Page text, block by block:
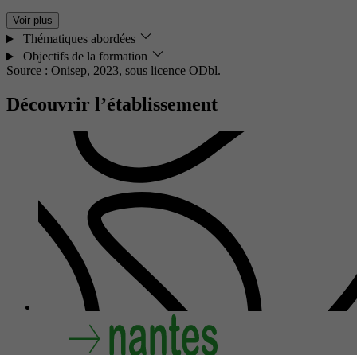
Voir plus
Thématiques abordées
Objectifs de la formation
Source : Onisep, 2023, sous licence ODbl.
Découvrir l’établissement